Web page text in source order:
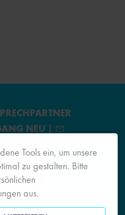
NEU |
Tools ein, um unsere
zu gestalten. Bitte
aus.